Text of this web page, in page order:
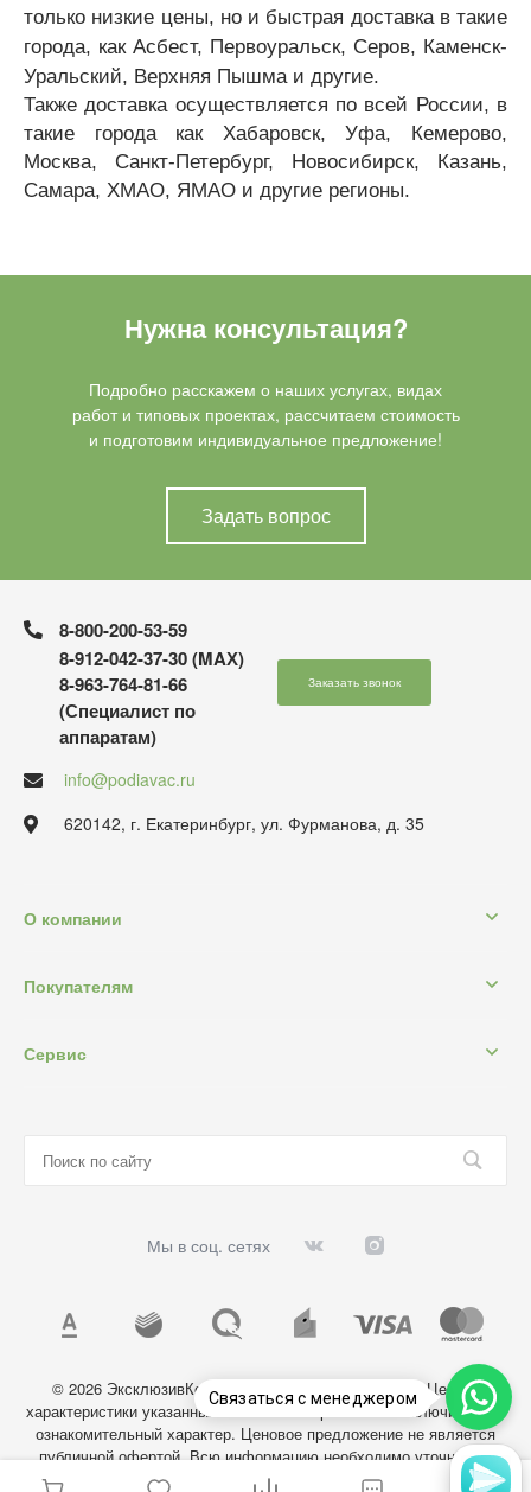
только низкие цены, но и быстрая доставка в такие
города, как Асбест, Первоуральск, Серов, Каменск-
Уральский, Верхняя Пышма и другие.
Также доставка осуществляется по всей России, в
такие города как Хабаровск, Уфа, Кемерово,
Москва, Санкт-Петербург, Новосибирск, Казань,
Самара, ХМАО, ЯМАО и другие регионы.
Нужна консультация?
Подробно расскажем о наших услугах, видах
работ и типовых проектах, рассчитаем стоимость
и подготовим индивидуальное предложение!
Задать вопрос
8-800-200-53-59
8-912-042-37-30 (MAХ)
8-963-764-81-66
(Специалист по
аппаратам)
Заказать звонок
info@podiavac.ru
620142, г. Екатеринбург, ул. Фурманова, д. 35
О компании
Покупателям
Сервис
Мы в соц. сетях
© 2026 ЭксклюзивКосметик, Все права защищены. Цены и
характеристики указанных на сайте товаров носят исключительно
ознакомительный характер. Ценовое предложение не является
публичной офертой. Всю информацию необходимо уточнять у
администратора магазина.
Связаться с менеджером